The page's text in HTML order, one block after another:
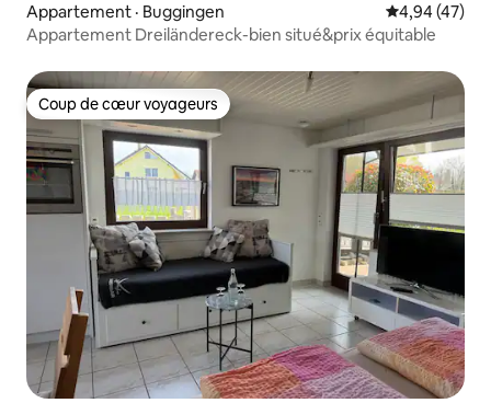
Appartement · Buggingen Note
4,94 (47)
Appartement Dreiländereck-bien situé&prix équitable
Coup de cœur voyageurs
Coup de cœur voyageurs